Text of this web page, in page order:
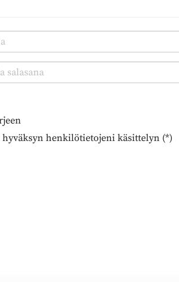
hyväksyn henkilötietojeni käsittelyn (*)